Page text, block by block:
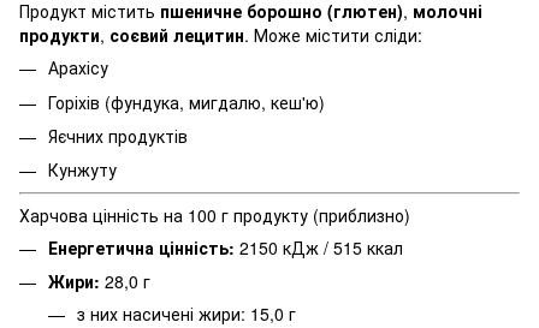
Продукт містить пшеничне борошно (глютен), молочні
продукти, соєвий лецитин. Може містити сліди:
Арахісу
Горіхів (фундука, мигдалю, кеш'ю)
Яєчних продуктів
Кунжуту
Харчова цінність на 100 г продукту (приблизно)
Енергетична цінність: 2150 кДж / 515 ккал
Жири: 28,0 г
з них насичені жири: 15,0 г